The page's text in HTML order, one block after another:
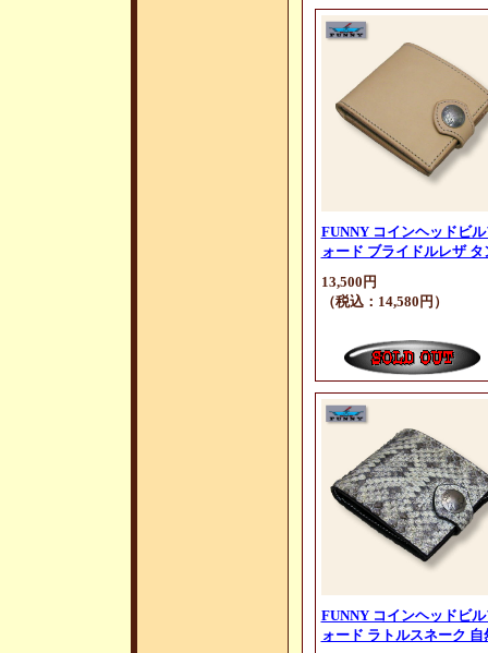
FUNNY コインヘッドビル
ォード ブライドルレザ タ
13,500円
（税込：14,580円）
FUNNY コインヘッドビル
ォード ラトルスネーク 自